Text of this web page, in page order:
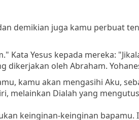
demikian juga kamu perbuat
Kata Yesus kepada mereka:
dikerjakan oleh Abraham.
kamu akan mengasihi Aku,
melainkan Dialah yang
keinginan-keinginan bapamu.